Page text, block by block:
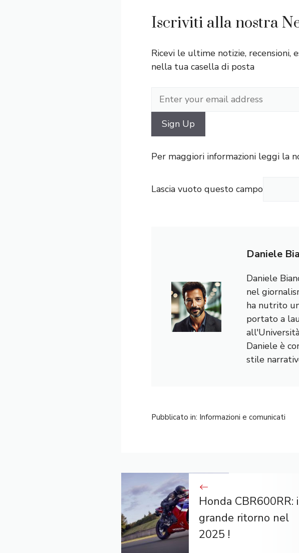
Iscriviti alla nostra
Ricevi le ultime notizie,
nella tua casella di posta
Per maggiori informazioni leggi la
Lascia vuoto questo campo
Daniele
Daniele
nel
ha nutrito
portato a
Daniele è
stile
Pubblicato in: Informazioni e comunicati
Honda CBR600RR:
grande ritorno nel
2025 !